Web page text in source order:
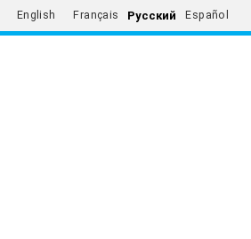
English Français Русский Español